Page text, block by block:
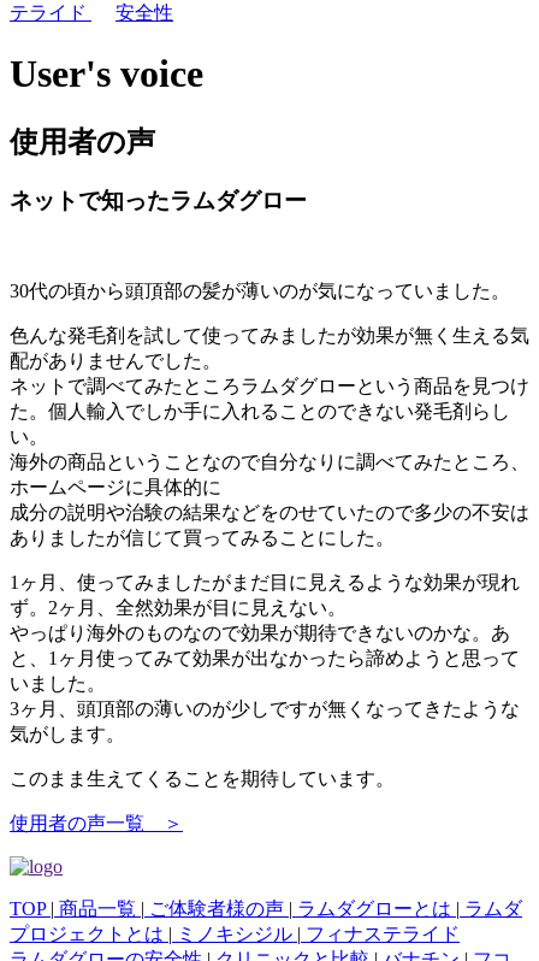
テライド
安全性
User's voice
使用者の声
ネットで知ったラムダグロー
30代の頃から頭頂部の髪が薄いのが気になっていました。
色んな発毛剤を試して使ってみましたが効果が無く生える気
配がありませんでした。
ネットで調べてみたところラムダグローという商品を見つけ
た。個人輸入でしか手に入れることのできない発毛剤らし
い。
海外の商品ということなので自分なりに調べてみたところ、
ホームページに具体的に
成分の説明や治験の結果などをのせていたので多少の不安は
ありましたが信じて買ってみることにした。
1ヶ月、使ってみましたがまだ目に見えるような効果が現れ
ず。2ヶ月、全然効果が目に見えない。
やっぱり海外のものなので効果が期待できないのかな。あ
と、1ヶ月使ってみて効果が出なかったら諦めようと思って
いました。
3ヶ月、頭頂部の薄いのが少しですが無くなってきたような
気がします。
このまま生えてくることを期待しています。
使用者の声一覧 ＞
TOP | 商品一覧 | ご体験者様の声 | ラムダグローとは | ラムダ
プロジェクトとは | ミノキシジル | フィナステライド